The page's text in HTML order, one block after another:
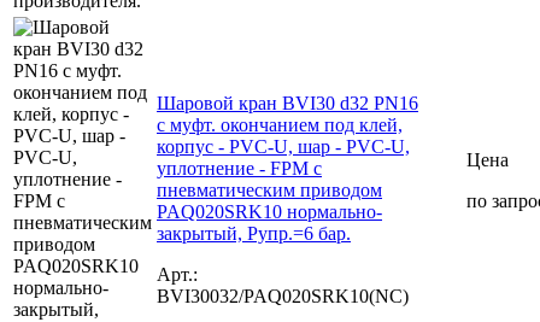
Шаровой кран BVI30 d32 PN16
с муфт. окончанием под клей,
корпус - PVC-U, шар - PVC-U,
уплотнение - FPM с
пневматическим приводом
PAQ020SRK10 нормально-
закрытый, Рупр.=6 бар.
Арт.:
BVI30032/PAQ020SRK10(NC)
Цена
по